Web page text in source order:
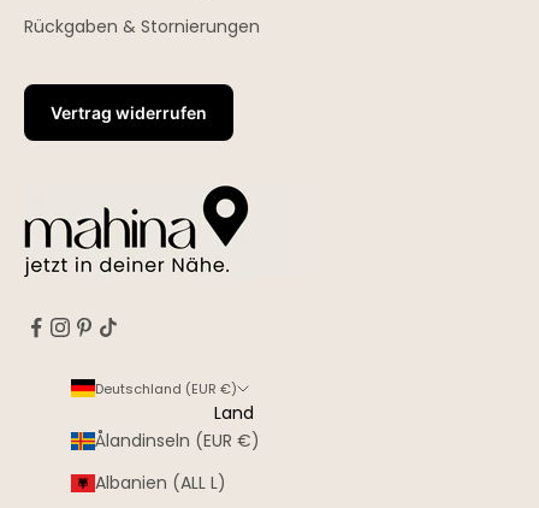
Rückgaben & Stornierungen
Vertrag widerrufen
Deutschland (EUR €)
Land
Ålandinseln (EUR €)
Albanien (ALL L)